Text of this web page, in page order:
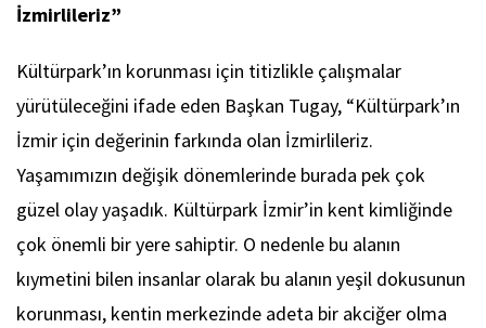
İzmirlileriz”
Kültürpark’ın korunması için titizlikle çalışmalar
yürütüleceğini ifade eden Başkan Tugay, “Kültürpark’ın
İzmir için değerinin farkında olan İzmirlileriz.
Yaşamımızın değişik dönemlerinde burada pek çok
güzel olay yaşadık. Kültürpark İzmir’in kent kimliğinde
çok önemli bir yere sahiptir. O nedenle bu alanın
kıymetini bilen insanlar olarak bu alanın yeşil dokusunun
korunması, kentin merkezinde adeta bir akciğer olma